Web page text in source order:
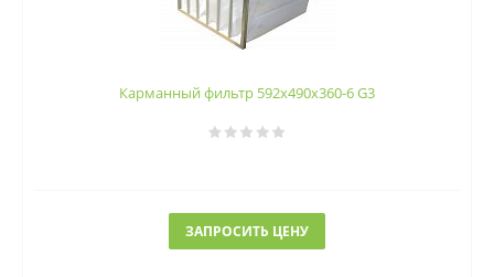
Карманный фильтр 592х490х360-6 G3
ЗАПРОСИТЬ ЦЕНУ